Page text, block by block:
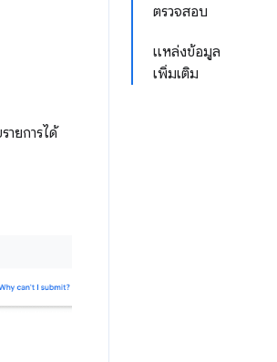
ตรวจสอบ
แหล่งข้อมูล
เพิ่มเติม
ยการได้